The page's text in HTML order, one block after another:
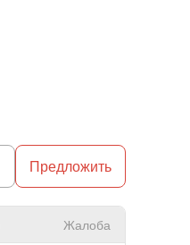
Предложить
Жалоба